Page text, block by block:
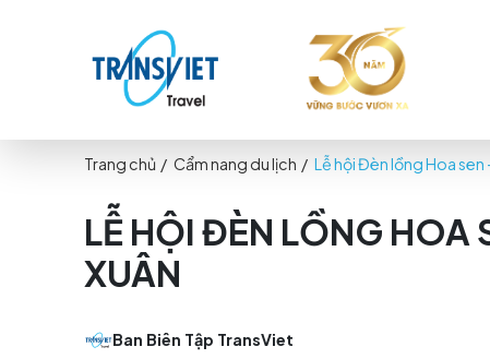
LỄ HỘI ĐÈN LỒNG
XUÂN